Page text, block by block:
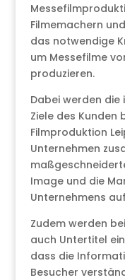
Filmemachern
das notwendige
um Messefilme
produzieren.
Dabei werden die
Ziele des Kunden
Filmproduktion
Unternehmen
Image und die
Unternehmens
Zudem werden
auch Untertitel
dass die
Besucher